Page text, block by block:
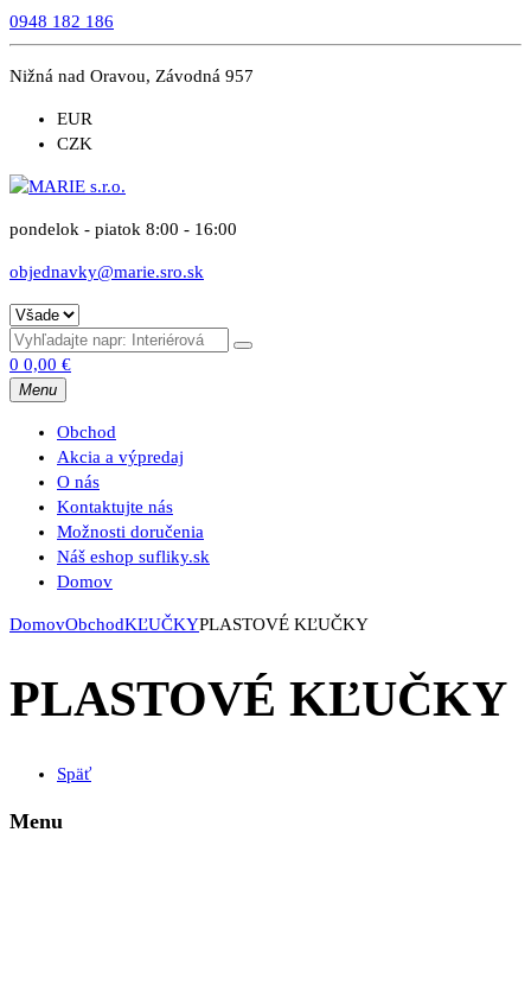
0948 182 186
Nižná nad Oravou, Závodná 957
EUR
CZK
pondelok - piatok 8:00 - 16:00
objednavky@marie.sro.sk
0 0,00 €
Menu
Obchod
Akcia a výpredaj
O nás
Kontaktujte nás
Možnosti doručenia
Náš eshop sufliky.sk
Domov
DomovObchodKĽUČKYPLASTOVÉ KĽUČKY
PLASTOVÉ KĽUČKY
Späť
Menu